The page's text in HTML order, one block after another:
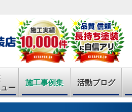
ー
施工事例集 活動ブログ